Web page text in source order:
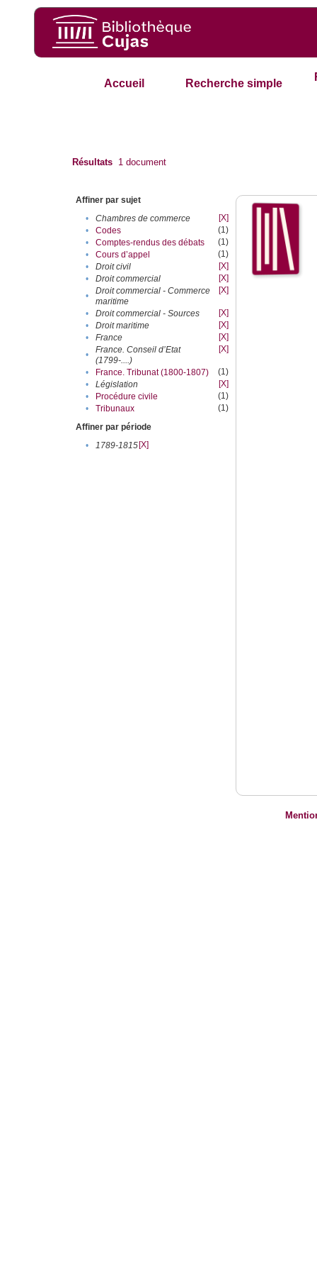
Accueil Recherche simple
Résultats 1 document
Affiner par sujet
•
Chambres de commerce
[X]
•
Codes
(1)
•
Comptes-rendus des débats
(1)
•
Cours d’appel
(1)
•
Droit civil
[X]
•
Droit commercial
[X]
•
Droit commercial - Commerce
maritime
[X]
• Droit commercial - Sources
[X]
•
Droit maritime
[X]
•
France
[X]
•
France. Conseil d’Etat
(1799-....)
[X]
• France. Tribunat (1800-1807)
(1)
•
Législation
[X]
•
Procédure civile
(1)
•
Tribunaux
(1)
Affiner par période
•
1789-1815[X]